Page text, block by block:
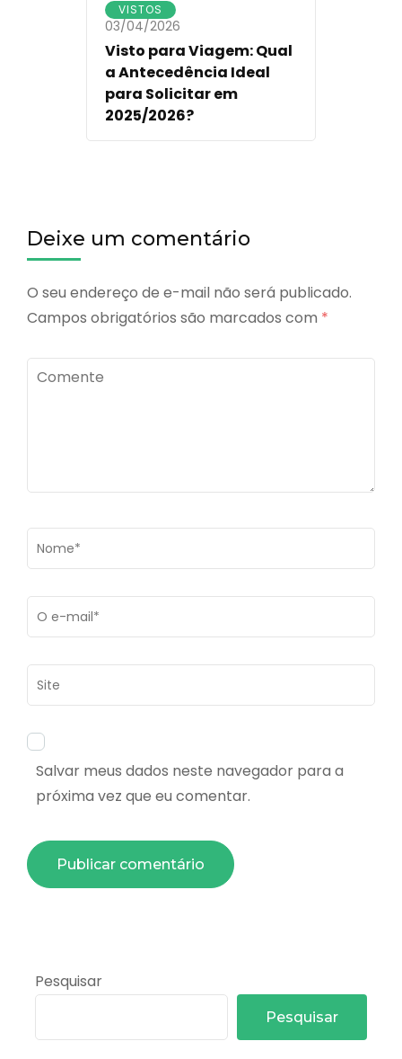
VISTOS
03/04/2026
Visto para Viagem: Qual
a Antecedência Ideal
para Solicitar em
2025/2026?
Deixe um comentário
O seu endereço de e-mail não será publicado.
Campos obrigatórios são marcados com *
Comente
Name *
Email
Site
Salvar meus dados neste navegador para a
próxima vez que eu comentar.
Pesquisar
Pesquisar